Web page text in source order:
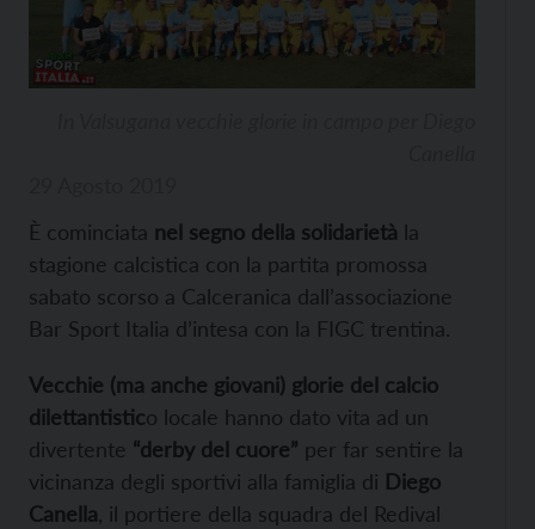
È cominciata nel segno della solidarietà la
stagione calcistica con la partita promossa
sabato scorso a Calceranica dall’associazione
Bar Sport Italia d’intesa con la FIGC trentina.
Vecchie (ma anche giovani) glorie del calcio
dilettantistico locale hanno dato vita ad un
divertente “derby del cuore” per far sentire la
vicinanza degli sportivi alla famiglia di Diego
Canella , il portiere della squadra del Redival